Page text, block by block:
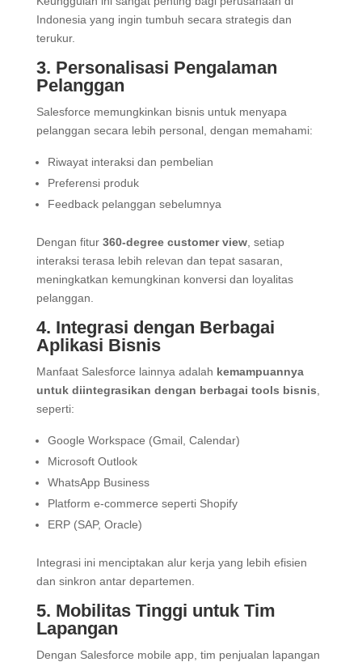
Indonesia yang ingin tumbuh secara strategis dan
terukur.
3. Personalisasi Pengalaman
Pelanggan
Salesforce memungkinkan bisnis untuk menyapa
pelanggan secara lebih personal, dengan memahami:
Riwayat interaksi dan pembelian
Preferensi produk
Feedback pelanggan sebelumnya
Dengan fitur 360-degree customer view, setiap
interaksi terasa lebih relevan dan tepat sasaran,
meningkatkan kemungkinan konversi dan loyalitas
pelanggan.
4. Integrasi dengan Berbagai
Aplikasi Bisnis
Manfaat Salesforce lainnya adalah kemampuannya
untuk diintegrasikan dengan berbagai tools bisnis
seperti:
Google Workspace (Gmail, Calendar)
Microsoft Outlook
WhatsApp Business
Platform e-commerce seperti Shopify
ERP (SAP, Oracle)
Integrasi ini menciptakan alur kerja yang lebih efisien
dan sinkron antar departemen.
5. Mobilitas Tinggi untuk Tim
Lapangan
Dengan Salesforce mobile app, tim penjualan lapangan